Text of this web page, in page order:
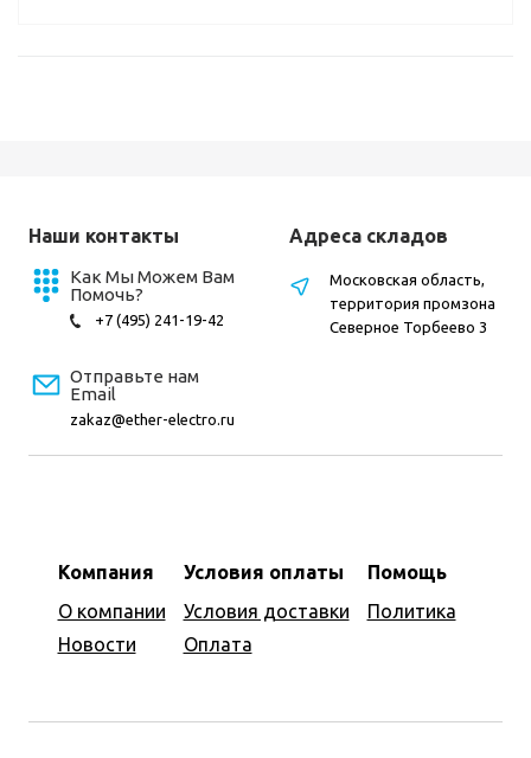
Наши контакты
Как Мы Можем Вам
Помочь?
+7 (495) 241-19-42
Отправьте нам
Email
zakaz@ether-electro.ru
Компания
О компании
Новости
Условия оплаты
Условия доставки
Оплата
Помощь
Политика
Адреса складов
Московская область,
территория промзона
Северное Торбеево 3